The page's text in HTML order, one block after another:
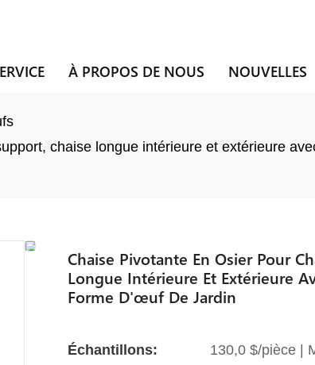
À PROPOS DE NOUS NOUVELLES
chaise longue intérieure et extérieure
Chaise Pivotante En Osier Pour
Longue Intérieure Et Extérieure
Forme D'œuf De Jardin
Échantillons: 130,0 $/pièce |